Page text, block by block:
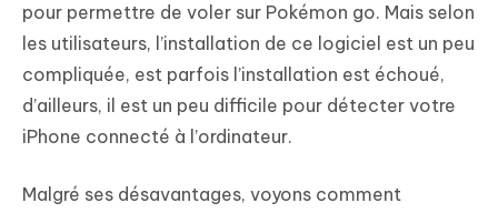
pour permettre de voler sur Pokémon go. Mais selon
les utilisateurs, l’installation de ce logiciel est un peu
compliquée, est parfois l’installation est échoué,
d’ailleurs, il est un peu difficile pour détecter votre
iPhone connecté à l’ordinateur.
Malgré ses désavantages, voyons comment